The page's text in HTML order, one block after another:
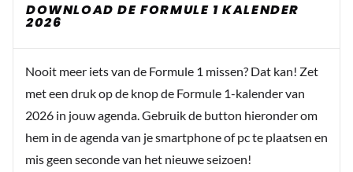
DOWNLOAD DE FORMULE 1 KALENDER
2026
Nooit meer iets van de Formule 1 missen? Dat kan! Zet
met een druk op de knop de Formule 1-kalender van
2026 in jouw agenda. Gebruik de button hieronder om
hem in de agenda van je smartphone of pc te plaatsen en
mis geen seconde van het nieuwe seizoen!